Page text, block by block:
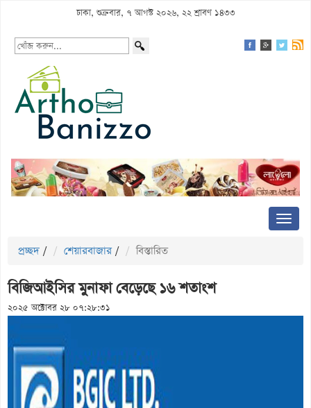
ঢাকা, শুক্রবার, ৭ আগস্ট ২০২৬, ২২ শ্রাবণ ১৪৩৩
প্রচ্ছদ / শেয়ারবাজার / বিস্তারিত
বিজিআইসির মুনাফা বেড়েছে ১৬ শতাংশ
২০২৫ অক্টোবর ২৮ ০৭:২৮:৩১